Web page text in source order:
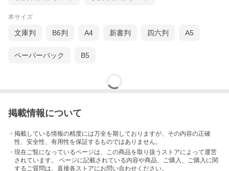
本サイズ
文庫判 B6判 A4 新書判 四六判 A5
ペーパーバック B5
掲載情報について
・掲載している情報の精度には万全を期しておりますが、その内容の正確
性、安全性、有用性を保証するものではありません。
・現在ご覧になっているページは、この商品を取り扱うストアによって運営
されています。 ページに記載されている内容や商品、ご購入 、ご購入に関
するご質問は、直接各ストアにお問い合わせください。